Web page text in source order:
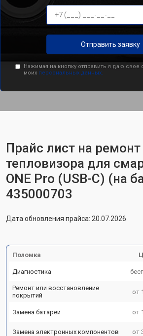
Отправить заявку
Нажимая на кнопку отправить я даю свое
моих персональных данных.
Прайс лист на ремонт
тепловизора для
ONE Pro (USB-C) (на
435000703
Дата обновления прайса: 20.07.2026
Поломка
Диагностика
Ремонт или восстановление
покрытий
от
Замена батареи от
Замена электронных компонентов от